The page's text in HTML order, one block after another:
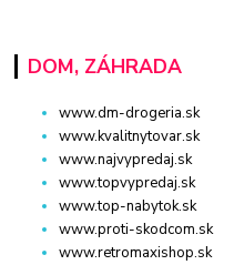
DOM, ZÁHRADA
www.dm-drogeria.sk
www.kvalitnytovar.sk
www.najvypredaj.sk
www.topvypredaj.sk
www.top-nabytok.sk
www.proti-skodcom.sk
www.retromaxishop.sk